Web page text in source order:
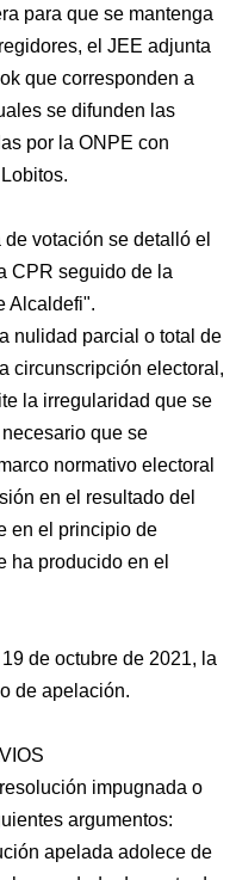
para que se mantenga
el JEE adjunta
que corresponden a
se difunden las
por la ONPE con
votación se detalló el
CPR seguido de la
Alcaldefi".
nulidad parcial o total de
circunscripción electoral,
la irregularidad que se
que se
normativo electoral
en el resultado del
en el principio de
ha producido en el
de octubre de 2021, la
de apelación.
impugnada o
argumentos:
apelada adolece de